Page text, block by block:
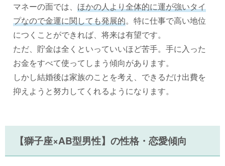
マネーの面では、 ほかの人より全体的に運が強いタイ
プなので金運に関しても発展的。特に仕事で高い地位
につくことができれば、将来は有望です。
ただ、貯金は全くといっていいほど苦手。手に入った
お金をすべて使ってしまう傾向があります。
しかし結婚後は家族のことを考え、できるだけ出費を
抑えようと努力してくれるようになります。
【獅子座×AB型男性】の性格・恋愛傾向